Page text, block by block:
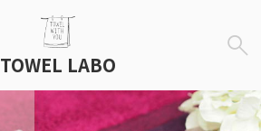
TOWEL LABO